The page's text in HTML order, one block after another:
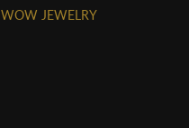
WOW JEWELRY